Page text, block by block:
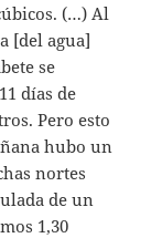
(…) Al
[del agua]
se
días de
Pero esto
hubo un
nortes
de un
1,30